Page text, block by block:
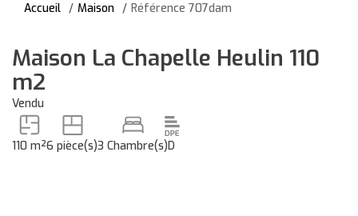
Accueil Maison Référence 707dam
Maison La Chapelle Heulin 110
m2
Vendu
110 m²6 pièce(s)3 Chambre(s)D